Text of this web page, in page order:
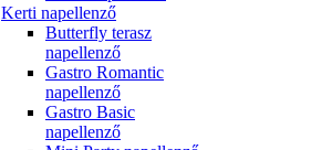
Kerti napellenző
Butterfly terasz
napellenző
Gastro Romantic
napellenző
Gastro Basic
napellenző